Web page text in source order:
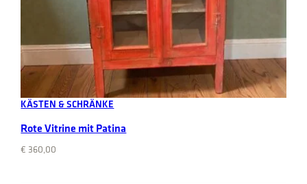
Add to cart
KÄSTEN & SCHRÄNKE
Rote Vitrine mit Patina
€ 360,00